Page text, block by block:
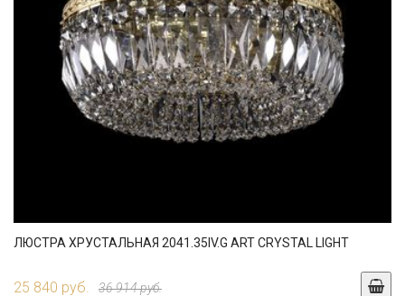
ЛЮСТРА ХРУСТАЛЬНАЯ 2041.35IV.G ART CRYSTAL LIGHT
25 840 руб. 36 914 руб.